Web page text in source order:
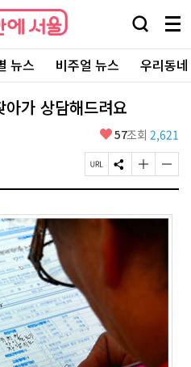
검
창
열
기
메
뉴
전
체
보
뉴스 비주얼 뉴스 우리동
가 상담해드려요
좋
요
57조회 2,621
페
이
U
R
S
N
공
유
글
자
기
크
변
경
하
글
자
기
작
기